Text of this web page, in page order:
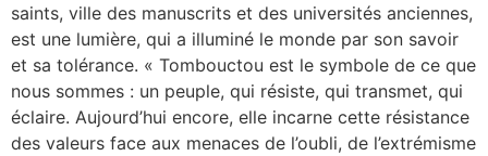
saints, ville des manuscrits et des universités anciennes,
est une lumière, qui a illuminé le monde par son savoir
et sa tolérance. « Tombouctou est le symbole de ce que
nous sommes : un peuple, qui résiste, qui transmet, qui
éclaire. Aujourd’hui encore, elle incarne cette résistance
des valeurs face aux menaces de l’oubli, de l’extrémisme